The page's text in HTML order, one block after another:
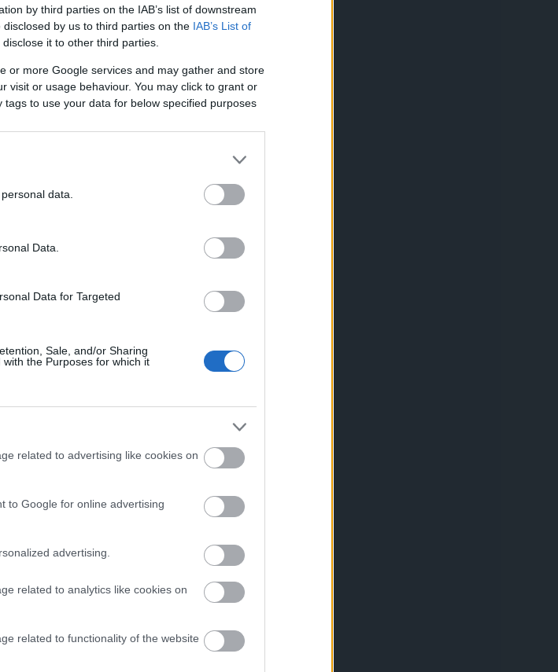
by third parties on the IAB’s list of downstream
by us to third parties on the IAB’s List of
it to other third parties.
or more Google services and may gather and store
visit or usage behaviour. You may click to grant or
to use your data for below specified purposes
data.
Data.
Data for Targeted
Sale, and/or Sharing
the Purposes for which it
related to advertising like cookies on
to Google for online advertising
advertising.
related to analytics like cookies on
related to functionality of the website